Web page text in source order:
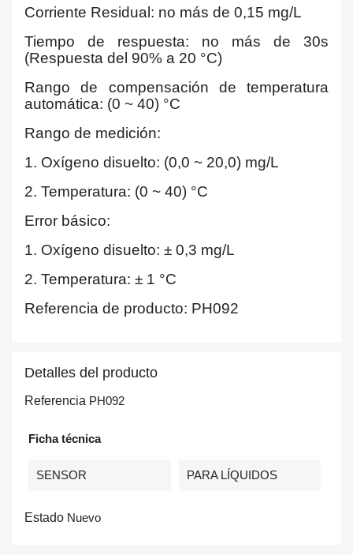
Corriente Residual: no más de 0,15 mg/L
Tiempo de respuesta: no más de 30s
(Respuesta del 90% a 20 °C)
Rango de compensación de temperatura
automática: (0 ~ 40) °C
Rango de medición:
1. Oxígeno disuelto: (0,0 ~ 20,0) mg/L
2. Temperatura: (0 ~ 40) °C
Error básico:
1. Oxígeno disuelto: ± 0,3 mg/L
2. Temperatura: ± 1 °C
Referencia de producto: PH092
Detalles del producto
Referencia PH092
Ficha técnica
SENSOR PARA LÍQUIDOS
Estado Nuevo